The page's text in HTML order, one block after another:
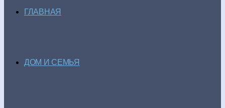
ГЛАВНАЯ
ДОМ И СЕМЬЯ